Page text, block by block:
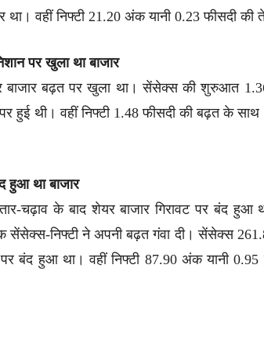
था। वहीं निफ्टी 21.20 अंक यानी 0.23 फीसदी
पर खुला था बाजार
बाजार बढ़त पर खुला था। सेंसेक्स की शुरुआत
हुई थी। वहीं निफ्टी 1.48 फीसदी की बढ़त के
हुआ था बाजार
चढ़ाव के बाद शेयर बाजार गिरावट पर बंद
सेंसेक्स-निफ्टी ने अपनी बढ़त गंवा दी। सेंसेक्स
बंद हुआ था। वहीं निफ्टी 87.90 अंक यानी